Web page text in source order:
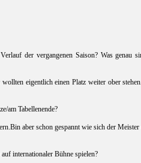
der vergangenen Saison? Was genau
eigentlich einen Platz weiter ober
am Tabellenende?
aber schon gespannt wie sich der Meister
internationaler Bühne spielen?